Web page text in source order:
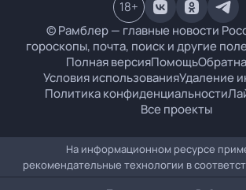
© Рамблер — главные новости
гороскопы, почта, поиск и другие
Полная версияПомощь
Условия использованияУдаление
Политика конфиденциальности
Все проекты
18+
На информационном ресурсе
рекомендательные технологии в